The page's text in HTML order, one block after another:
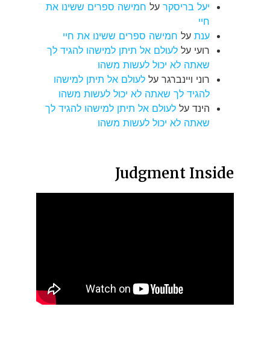
יעל בריסקר על חמישה ספרים ששינו את
חיי
ענת על חמישה ספרים ששינו את חיי
רועי על לעולם אל תיתן למישהו להגיד לך
שאתה לא יכול לעשות משהו
רוני ויינברגר על לעולם אל תיתן למישהו
להגיד לך שאתה לא יכול לעשות משהו
הינד על לעולם אל תיתן למישהו להגיד לך
שאתה לא יכול לעשות משהו
Judgment Inside